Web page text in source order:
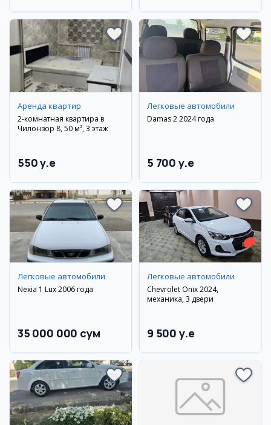
Аренда квартир
2-комнатная квартира в
Чилонзор 8, 50 м², 3 этаж
550 y.e
Легковые автомобили
Damas 2 2024 года
5 700 y.e
Легковые автомобили
Nexia 1 Lux 2006 года
35 000 000 сум
Легковые автомобили
Chevrolet Onix 2024,
механика, 3 двери
9 500 y.e